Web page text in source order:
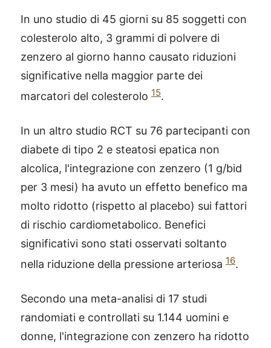
In uno studio di 45 giorni su 85 soggetti con
colesterolo alto, 3 grammi di polvere di
zenzero al giorno hanno causato riduzioni
significative nella maggior parte dei
marcatori del colesterolo 15.
In un altro studio RCT su 76 partecipanti con
diabete di tipo 2 e steatosi epatica non
alcolica, l'integrazione con zenzero (1 g/bid
per 3 mesi) ha avuto un effetto benefico ma
molto ridotto (rispetto al placebo) sui fattori
di rischio cardiometabolico. Benefici
significativi sono stati osservati soltanto
nella riduzione della pressione arteriosa 16.
Secondo una meta-analisi di 17 studi
randomiati e controllati su 1.144 uomini e
donne, l'integrazione con zenzero ha ridotto